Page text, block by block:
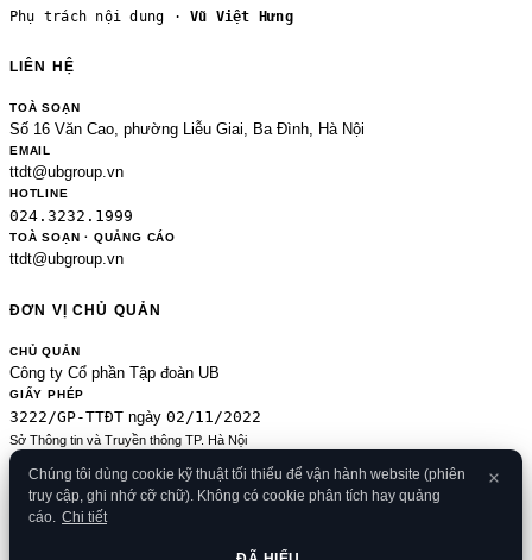
Phụ trách nội dung ·Vũ Việt Hưng
LIÊN HỆ
TOÀ SOẠN
Số 16 Văn Cao, phường Liễu Giai, Ba Đình, Hà Nội
EMAIL
ttdt@ubgroup.vn
HOTLINE
024.3232.1999
TOÀ SOẠN · QUẢNG CÁO
ttdt@ubgroup.vn
ĐƠN VỊ CHỦ QUẢN
CHỦ QUẢN
Công ty Cổ phần Tập đoàn UB
GIẤY PHÉP
3222/GP-TTĐT ngày 02/11/2022
Sở Thông tin và Truyền thông TP. Hà Nội
Sửa đổi của 2489/GP-TTĐT ngày 24/8/2020
0106080414 09/01/2013
© 2026 Banker.vn
Cookies·Liên hệ
Chúng tôi dùng cookie kỹ thuật tối thiểu để vận hành website (phiên
truy cập, ghi nhớ cỡ chữ). Không có cookie phân tích hay quảng
cáo. Chi tiết